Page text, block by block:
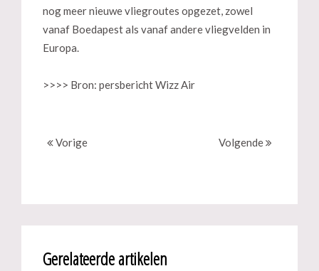
nog meer nieuwe vliegroutes opgezet, zowel
vanaf Boedapest als vanaf andere vliegvelden in
Europa.
>>>> Bron: persbericht Wizz Air
Vorige Volgende
Gerelateerde artikelen